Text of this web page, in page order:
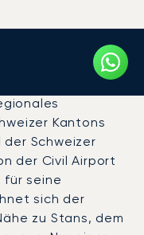
zum
Kantons
Schweizer
der Civil Airport
für seine
sich der
zu Stans, dem